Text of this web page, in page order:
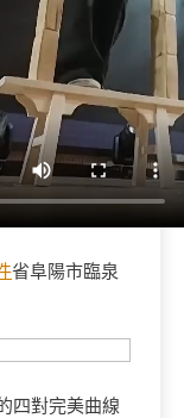
省阜陽市臨泉
四對完美曲線